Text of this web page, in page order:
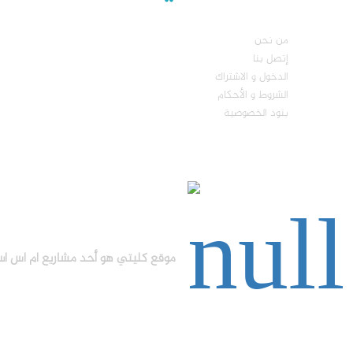
من نحن
إتصل بنا
الدخول و الاشتراك
الشروط و الأحكام
بنود الخصوصية
موقع كليتي هو أحد مشاريع ام اس